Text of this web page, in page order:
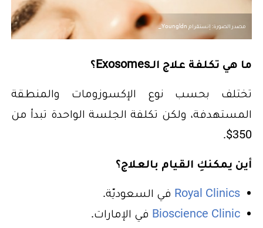
مصدر الصورة: إنستقرام Youngldn_
ما هي تكلفة علاج الـExosomes؟
تختلف بحسب نوع الإكسوزومات والمنطقة
المستهدفة، ولكن تكلفة الجلسة الواحدة تبدأ من
350$.
أين يمكنكِ القيام بالعلاج؟
Royal Clinics في السعوديّة.
Bioscience Clinic في الإمارات.